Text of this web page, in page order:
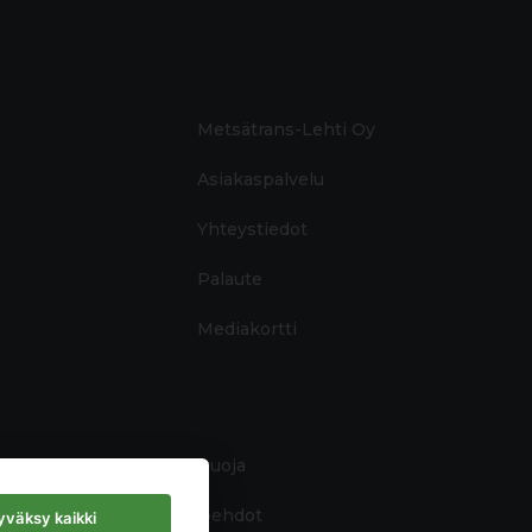
Metsätrans-Lehti Oy
Asiakaspalvelu
Yhteystiedot
Palaute
Mediakortti
Tietosuoja
Käyttöehdot
kaikki